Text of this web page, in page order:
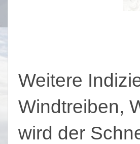
Weitere
Windtreiben,
wird der